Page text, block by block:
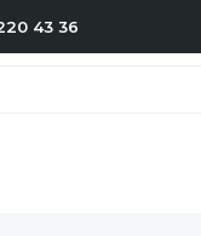
43 36